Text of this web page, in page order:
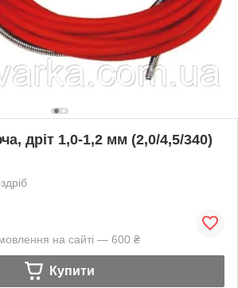
дріт 1,0-1,2 мм (2,0/4,5/340)
на сайті — 600 ₴
Купити